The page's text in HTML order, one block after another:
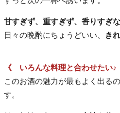
甘すぎず、重すぎず、香りすぎな
日々の晩酌にちょうどいい、
き
《 いろんな料理と合わせたい♪
このお酒の魅力が最もよく出る
す。